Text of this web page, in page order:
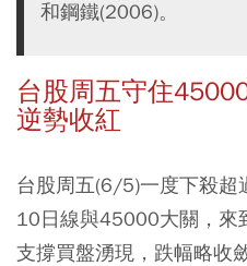
和鋼鐵(2006)。
台股周五守住
逆勢收紅
台股周五(6/5)一度下殺超
10日線與45000大關，
支撐買盤湧現，跌幅略收